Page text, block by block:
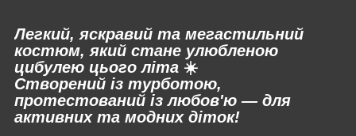
Легкий, яскравий та мегастильний
костюм, який стане улюбленою
цибулею цього літа ☀️
Створений із турботою,
протестований із любов'ю — для
активних та модних діток!